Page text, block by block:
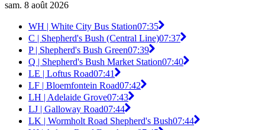
sam. 8 août 2026
WH | White City Bus Station07:35
C | Shepherd's Bush (Central Line)07:37
P | Shepherd's Bush Green07:39
Q | Shepherd's Bush Market Station07:40
LE | Loftus Road07:41
LF | Bloemfontein Road07:42
LH | Adelaide Grove07:43
LJ | Galloway Road07:44
LK | Wormholt Road Shepherd's Bush07:44